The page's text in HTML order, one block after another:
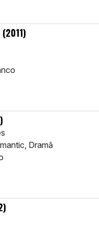
(2011)
Dramă